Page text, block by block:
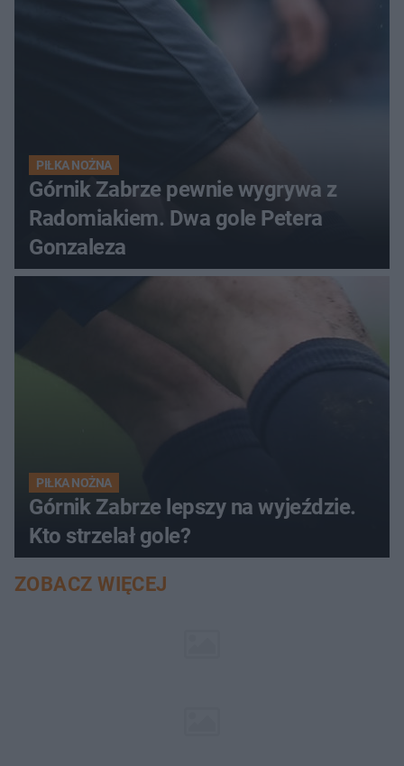
PIŁKA NOŻNA
Górnik Zabrze pewnie wygrywa z
Radomiakiem. Dwa gole Petera
Gonzaleza
PIŁKA NOŻNA
Górnik Zabrze lepszy na wyjeździe.
Kto strzelał gole?
ZOBACZ WIĘCEJ